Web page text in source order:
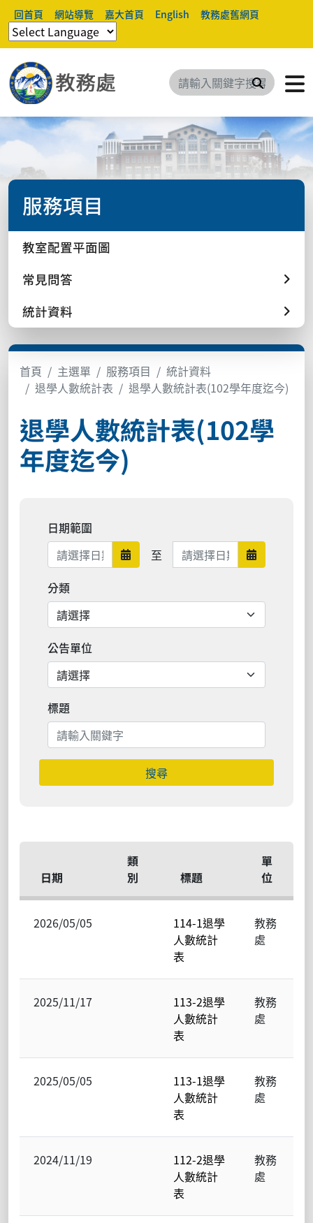
回首頁 網站導覽 嘉大首頁 English 教務處舊網頁
搜尋
服務項目
教室配置平面圖
常見問答
統計資料
首頁 主選單 服務項目
統計資料
退學人數統計表
退學人數統計表(102學年度迄今)
退學人數統計表(102學
年度迄今)
日期範圍
日期範圍開始
至 日期範圍結束 日期範圍
分類
公告單位
標題
搜尋
日期
類
別
標題
單
位
2026/05/05
114-1退學
人數統計
表
教務
處
2025/11/17
113-2退學
人數統計
表
教務
處
2025/05/05
113-1退學
人數統計
表
教務
處
2024/11/19
112-2退學
人數統計
表
教務
處